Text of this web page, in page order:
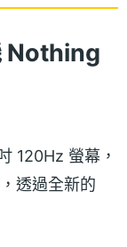
Nothing
120Hz 螢幕，
透過全新的
組成，提供
(3a) 的